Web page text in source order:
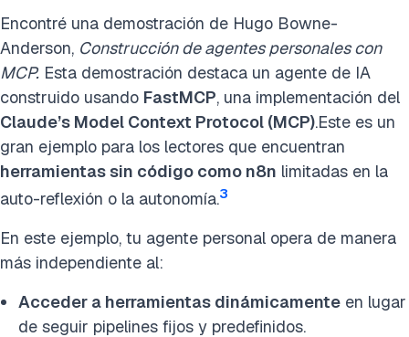
Encontré una demostración de Hugo Bowne-
Anderson, Construcción de agentes personales con
MCP. Esta demostración destaca un agente de IA
construido usando FastMCP, una implementación del
Claude’s Model Context Protocol (MCP).Este es un
gran ejemplo para los lectores que encuentran
herramientas sin código como n8n limitadas en la
auto-reflexión o la autonomía.3
En este ejemplo, tu agente personal opera de manera
más independiente al:
Acceder a herramientas dinámicamente en lugar
de seguir pipelines fijos y predefinidos.